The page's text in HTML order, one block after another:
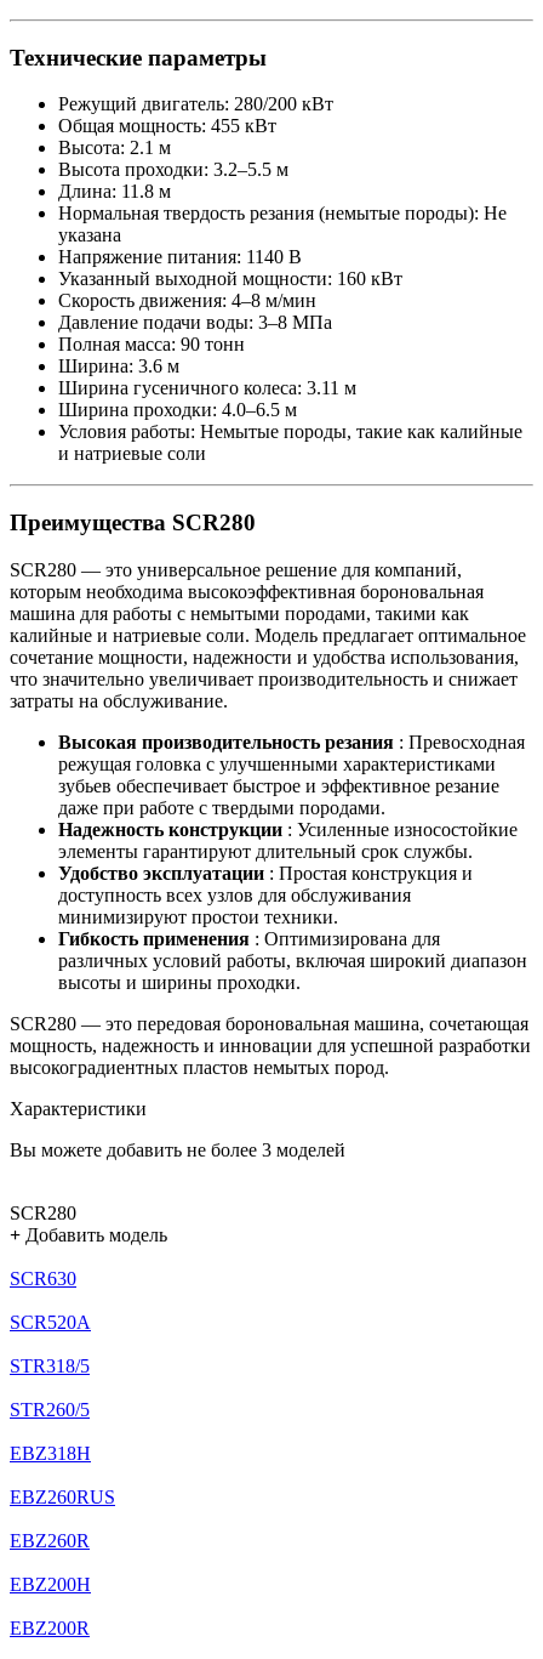
Технические параметры
Режущий двигатель: 280/200 кВт
Общая мощность: 455 кВт
Высота: 2.1 м
Высота проходки: 3.2–5.5 м
Длина: 11.8 м
Нормальная твердость резания (немытые породы): Не
указана
Напряжение питания: 1140 В
Указанный выходной мощности: 160 кВт
Скорость движения: 4–8 м/мин
Давление подачи воды: 3–8 МПа
Полная масса: 90 тонн
Ширина: 3.6 м
Ширина гусеничного колеса: 3.11 м
Ширина проходки: 4.0–6.5 м
Условия работы: Немытые породы, такие как калийные
и натриевые соли
Преимущества SCR280
SCR280 — это универсальное решение для компаний,
которым необходима высокоэффективная бороновальная
машина для работы с немытыми породами, такими как
калийные и натриевые соли. Модель предлагает оптимальное
сочетание мощности, надежности и удобства использования,
что значительно увеличивает производительность и снижает
затраты на обслуживание.
Высокая производительность резания : Превосходная
режущая головка с улучшенными характеристиками
зубьев обеспечивает быстрое и эффективное резание
даже при работе с твердыми породами.
Надежность конструкции : Усиленные износостойкие
элементы гарантируют длительный срок службы.
Удобство эксплуатации : Простая конструкция и
доступность всех узлов для обслуживания
минимизируют простои техники.
Гибкость применения : Оптимизирована для
различных условий работы, включая широкий диапазон
высоты и ширины проходки.
SCR280 — это передовая бороновальная машина, сочетающая
мощность, надежность и инновации для успешной разработки
высокоградиентных пластов немытых пород.
Характеристики
Вы можете добавить не более 3 моделей
SCR280
+ Добавить модель
SCR630
SCR520A
STR318/5
STR260/5
EBZ318H
EBZ260RUS
EBZ260R
EBZ200H
EBZ200R